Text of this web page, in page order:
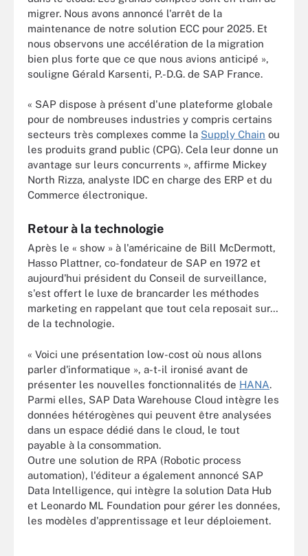
migrer. Nous avons annoncé l'arrêt de la
maintenance de notre solution ECC pour 2025. Et
nous observons une accélération de la migration
bien plus forte que ce que nous avions anticipé »,
souligne Gérald Karsenti, P.-D.G. de SAP France.
« SAP dispose à présent d'une plateforme globale
pour de nombreuses industries y compris certains
secteurs très complexes comme la Supply Chain ou
les produits grand public (CPG). Cela leur donne un
avantage sur leurs concurrents », affirme Mickey
North Rizza, analyste IDC en charge des ERP et du
Commerce électronique.
Retour à la technologie
Après le « show » à l'américaine de Bill McDermott,
Hasso Plattner, co-fondateur de SAP en 1972 et
aujourd'hui président du Conseil de surveillance,
s'est offert le luxe de brancarder les méthodes
marketing en rappelant que tout cela reposait sur…
de la technologie.
« Voici une présentation low-cost où nous allons
parler d'informatique », a-t-il ironisé avant de
présenter les nouvelles fonctionnalités de HANA.
Parmi elles, SAP Data Warehouse Cloud intègre les
données hétérogènes qui peuvent être analysées
dans un espace dédié dans le cloud, le tout
payable à la consommation.
Outre une solution de RPA (Robotic process
automation), l'éditeur a également annoncé SAP
Data Intelligence, qui intègre la solution Data Hub
et Leonardo ML Foundation pour gérer les données,
les modèles d'apprentissage et leur déploiement.